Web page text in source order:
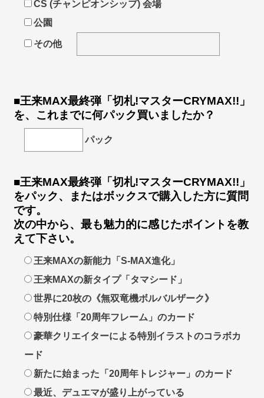
CS (チャンピオンシップ) 会場
公園
その他
■王来MAX最終弾「切札!マスターCRYMAX!!」
を、これまでに何パック買いましたか？
パック
■王来MAX最終弾「切札!マスターCRYMAX!!」
をパック、またはボックスで購入した方に質問
です。
次の中から、最も魅力的に感じたポイントを教
えて下さい。
王来MAXの新能力「S-MAX進化」
王来MAXの新タイプ「タマシード」
世界に20枚の《無双竜機ボルバルザーク》
特別仕様「20周年フレーム」のカード
豪華クリエイターによる特別イラストのコラボカ
ード
新たに始まった「20周年トレジャー」のカード
最近、デュエマが盛り上がっている